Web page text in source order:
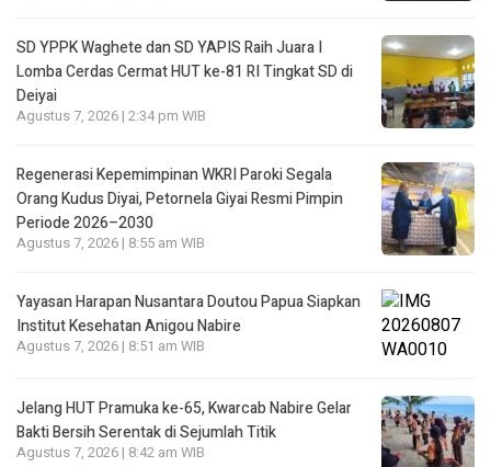
SD YPPK Waghete dan SD YAPIS Raih Juara I
Lomba Cerdas Cermat HUT ke-81 RI Tingkat SD di
Deiyai
Agustus 7, 2026 | 2:34 pm WIB
Regenerasi Kepemimpinan WKRI Paroki Segala
Orang Kudus Diyai, Petornela Giyai Resmi Pimpin
Periode 2026–2030
Agustus 7, 2026 | 8:55 am WIB
Yayasan Harapan Nusantara Doutou Papua Siapkan
Institut Kesehatan Anigou Nabire
Agustus 7, 2026 | 8:51 am WIB
Jelang HUT Pramuka ke-65, Kwarcab Nabire Gelar
Bakti Bersih Serentak di Sejumlah Titik
Agustus 7, 2026 | 8:42 am WIB